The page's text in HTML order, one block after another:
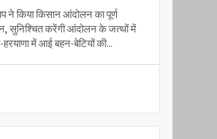
ने किया किसान आंदोलन का पूर्ण
सुनिश्चित करेंगी आंदोलन के जत्थों में
हरयाणा में आई बहन-बेटियों की...